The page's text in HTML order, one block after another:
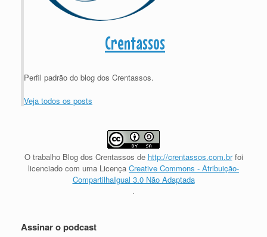
Crentassos
Perfil padrão do blog dos Crentassos.
Veja todos os posts
O trabalho Blog dos Crentassos de http://crentassos.com.brfoi
licenciado com uma Licença Creative Commons - Atribuição-
CompartilhaIgual 3.0 Não Adaptada
.
Assinar o podcast